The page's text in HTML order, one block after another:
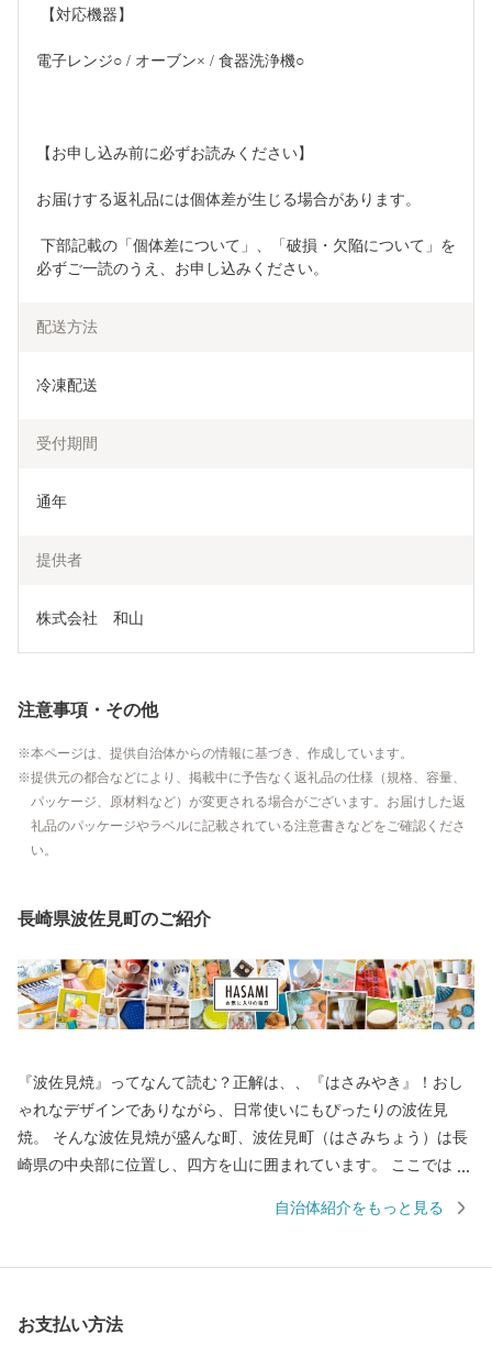
【対応機器】
電子レンジ○ / オーブン× / 食器洗浄機○
【お申し込み前に必ずお読みください】
お届けする返礼品には個体差が生じる場合があります。
必ずご一読のうえ、お申し込みください。
配送方法
冷凍配送
受付期間
通年
提供者
株式会社　和山
注意事項・その他
本ページは、提供自治体からの情報に基づき、作成しています。
提供元の都合などにより、掲載中に予告なく返礼品の仕様（規格、容量、
パッケージ、原材料など）が変更される場合がございます。お届けした返
礼品のパッケージやラベルに記載されている注意書きなどをご確認くださ
い。
長崎県波佐見町のご紹介
『波佐見焼』ってなんて読む？正解は、、『はさみやき』！おし
ゃれなデザインでありながら、日常使いにもぴったりの波佐見
焼。 そんな波佐見焼が盛んな町、波佐見町（はさみちょう）は長
崎県の中央部に位置し、四方を山に囲まれています。 ここでは、
な自然のなかで、お米やお茶、アスパラガスなどの農畜産業が行
こで焼かれた「くらわんか碗」が全国に出荷され、当時貴重品で
自治体紹介をもっと見る
お支払い方法